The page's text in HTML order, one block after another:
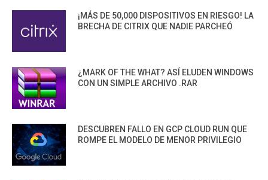
¡MÁS DE 50,000 DISPOSITIVOS EN RIESGO! LA
BRECHA DE CITRIX QUE NADIE PARCHEÓ
¿MARK OF THE WHAT? ASÍ ELUDEN WINDOWS
CON UN SIMPLE ARCHIVO .RAR
DESCUBREN FALLO EN GCP CLOUD RUN QUE
ROMPE EL MODELO DE MENOR PRIVILEGIO